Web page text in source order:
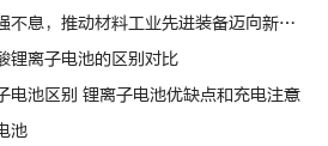
动材料工业先进装备迈向新高度 | 高转先锋人物
锂离子电池的区别对比
电池区别 锂离子电池优缺点和充电注意
池